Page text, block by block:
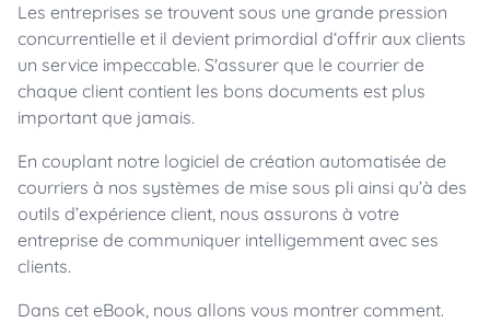
Les entreprises se trouvent sous une grande pression
concurrentielle et il devient primordial d‘offrir aux clients
un service impeccable. S'assurer que le courrier de
chaque client contient les bons documents est plus
important que jamais.
En couplant notre logiciel de création automatisée de
courriers à nos systèmes de mise sous pli ainsi qu’à des
outils d’expérience client, nous assurons à votre
entreprise de communiquer intelligemment avec ses
clients.
Dans cet eBook, nous allons vous montrer comment.